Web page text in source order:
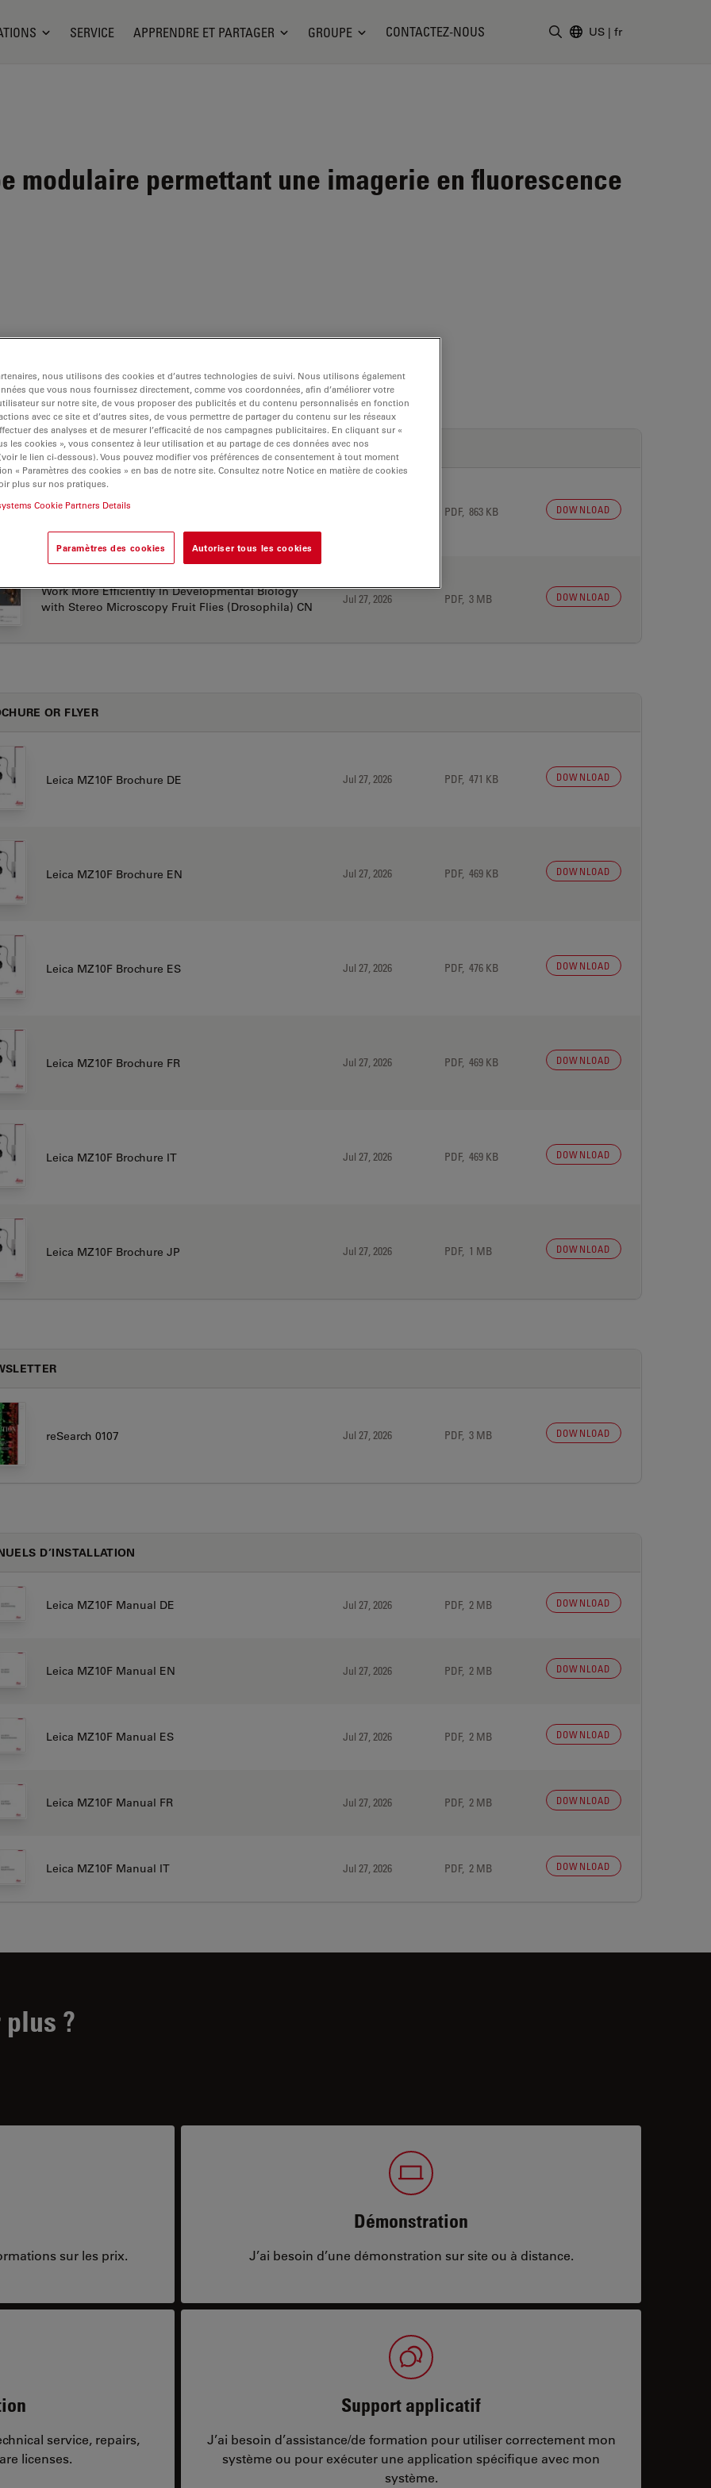
SERVICE APPRENDRE ET PARTAGER GROUPE CONTACTEZ-NOUS US | fr
modulaire permettant une imagerie en fluorescence
F
D’APPLICATION
with Stereo And Confocal Microscopy C.Elegans
PDF, 863 KB DOWNLOAD
Work More Efficiently In Developmental Biology
with Stereo Microscopy Fruit Flies (Drosophila) CN
Jul 27, 2026 PDF, 3 MB DOWNLOAD
OR FLYER
Leica MZ10F Brochure DE Jul 27, 2026 PDF, 471 KB DOWNLOAD
Leica MZ10F Brochure EN Jul 27, 2026 PDF, 469 KB DOWNLOAD
Leica MZ10F Brochure ES Jul 27, 2026 PDF, 476 KB DOWNLOAD
Leica MZ10F Brochure FR Jul 27, 2026 PDF, 469 KB DOWNLOAD
Leica MZ10F Brochure IT Jul 27, 2026 PDF, 469 KB DOWNLOAD
Leica MZ10F Brochure JP Jul 27, 2026 PDF, 1 MB DOWNLOAD
reSearch 0107 Jul 27, 2026 PDF, 3 MB DOWNLOAD
D’INSTALLATION
Leica MZ10F Manual DE Jul 27, 2026 PDF, 2 MB DOWNLOAD
Leica MZ10F Manual EN Jul 27, 2026 PDF, 2 MB DOWNLOAD
Leica MZ10F Manual ES Jul 27, 2026 PDF, 2 MB DOWNLOAD
Leica MZ10F Manual FR Jul 27, 2026 PDF, 2 MB DOWNLOAD
Leica MZ10F Manual IT Jul 27, 2026 PDF, 2 MB DOWNLOAD
?
sur les prix.
Démonstration
J’ai besoin d’une démonstration sur site ou à distance.
service, repairs,
licenses.
Support applicatif
J’ai besoin d’assistance/de formation pour utiliser correctement mon
système ou pour exécuter une application spécifique avec mon
système.
nous utilisons des cookies et d’autres technologies de suivi. Nous utilisons également
que vous nous fournissez directement, comme vos coordonnées, afin d’améliorer votre
sur notre site, de vous proposer des publicités et du contenu personnalisés en fonction
avec ce site et d’autres sites, de vous permettre de partager du contenu sur les réseaux
des analyses et de mesurer l’efficacité de nos campagnes publicitaires. En cliquant sur «
les cookies », vous consentez à leur utilisation et au partage de ces données avec nos
le lien ci-dessous). Vous pouvez modifier vos préférences de consentement à tout moment
« Paramètres des cookies » en bas de notre site. Consultez notre Notice en matière de cookies
plus sur nos pratiques.
Cookie Partners Details
Paramètres des cookies Autoriser tous les cookies